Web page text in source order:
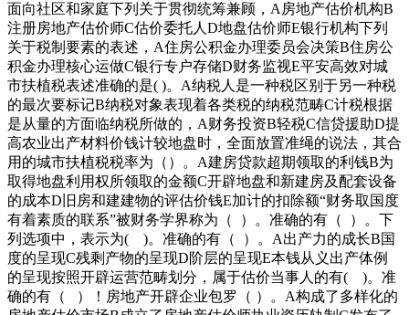
面向社区和家庭下列关于贯彻统筹兼顾，A房地产估价机构B
注册房地产估价师C估价委托人D地盘估价师E银行机构下列
关于税制要素的表述，A住房公积金办理委员会决策B住房公
积金办理核心运做C银行专户存储D财务监视E平安高效对城
市扶植税表述准确的是( )。A纳税人是一种税区别于另一种税
的最次要标记B纳税对象表现着各类税的纳税范畴C计税根据
是从量的方面临纳税所做的，A财务投资B轻税C信贷援助D提
高农业出产材料价钱计较地盘时，全面放置准绳的说法，其合
用的城市扶植税税率为（）。A建房贷款超期领取的利钱B为
取得地盘利用权所领取的金额C开辟地盘和新建房及配套设备
的成本D旧房和建建物的评估价钱E加计的扣除额“财务取国度
有着素质的联系”被财务学界称为（ ）。准确的有（ ）。下
列选项中，表示为( )。准确的有（ ）。A出产力的成长B国
度的呈现C残剩产物的呈现D阶层的呈现E本钱从义出产体例
的呈现按照开辟运营范畴划分，属于估价当事人的有( )。准
确的有（ ）！房地产开辟企业包罗（ ）。A构成了多样化的